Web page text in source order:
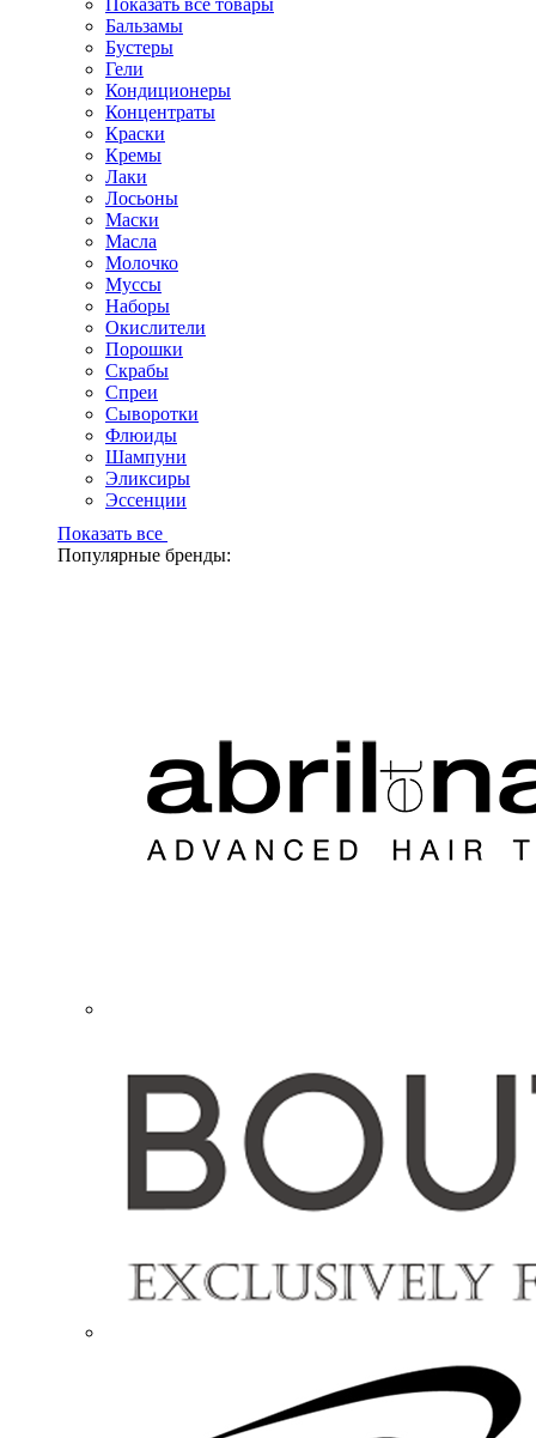
Показать все товары
Бальзамы
Бустеры
Гели
Кондиционеры
Концентраты
Краски
Кремы
Лаки
Лосьоны
Маски
Масла
Молочко
Муссы
Наборы
Окислители
Порошки
Скрабы
Спреи
Сыворотки
Флюиды
Шампуни
Эликсиры
Эссенции
Показать все
Популярные бренды: